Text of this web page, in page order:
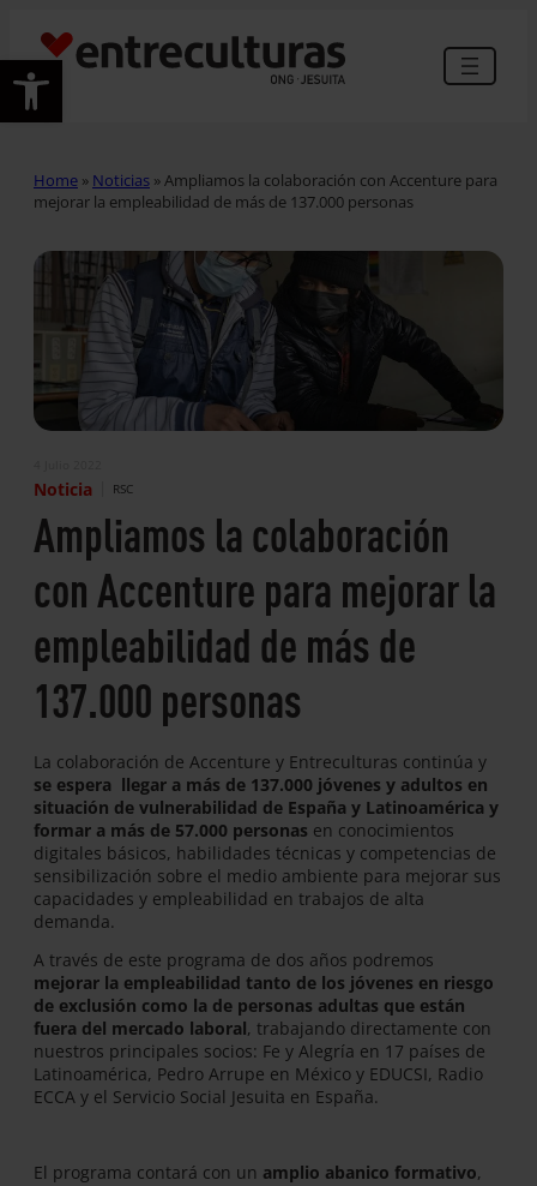
Abrir barra de herramientas
Home » Noticias » Ampliamos la colaboración con Accenture para
mejorar la empleabilidad de más de 137.000 personas
Noticia RSC
Ampliamos la colaboración
con Accenture para mejorar la
empleabilidad de más de
137.000 personas
La colaboración de Accenture y Entreculturas continúa y
se espera llegar a más de 137.000 jóvenes y adultos en
situación de vulnerabilidad de España y Latinoamérica y
formar a más de 57.000 personas en conocimientos
digitales básicos, habilidades técnicas y competencias de
sensibilización sobre el medio ambiente para mejorar sus
capacidades y empleabilidad en trabajos de alta
demanda.
A través de este programa de dos años podremos
mejorar la empleabilidad tanto de los jóvenes en riesgo
de exclusión como la de personas adultas que están
fuera del mercado laboral, trabajando directamente con
nuestros principales socios: Fe y Alegría en 17 países de
Latinoamérica, Pedro Arrupe en México y EDUCSI, Radio
ECCA y el Servicio Social Jesuita en España.
El programa contará con un amplio abanico formativo,